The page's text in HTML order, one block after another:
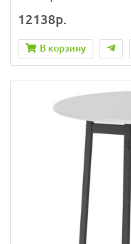
12138р.
В корзину